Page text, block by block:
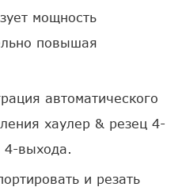
мощность
повышая
автоматического
хаулер & резец 4-
4-выхода.
и резать